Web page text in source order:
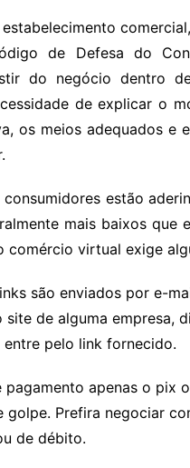
de Defesa do
do negócio dentro
de explicar o
os meios adequados
estão
mais baixos que
comércio virtual exige
são enviados por e-
site de alguma empresa,
pelo link fornecido.
apenas o pix
Prefira negociar
de débito.